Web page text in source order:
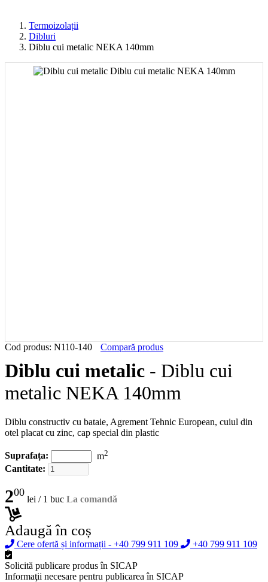
Termoizolații
Dibluri
Diblu cui metalic NEKA 140mm
Cod produs: N110-140 Compară produs
Diblu cui metalic - Diblu cui
metalic NEKA 140mm
Diblu constructiv cu bataie, Agrement Tehnic European, cuiul din
otel placat cu zinc, cap special din plastic
Suprafața: m2
Cantitate:
200
lei /1 buc La comandă
Adaugă în coș
Cere ofertă și informații - +40 799 911 109 +40 799 911 109
Solicită publicare produs în SICAP
Informaţii necesare pentru publicarea în SICAP